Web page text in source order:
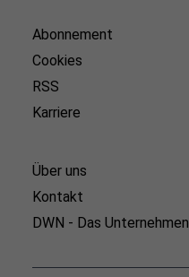
Abonnement
Cookies
RSS
Karriere
Über uns
Kontakt
DWN - Das Unternehmen